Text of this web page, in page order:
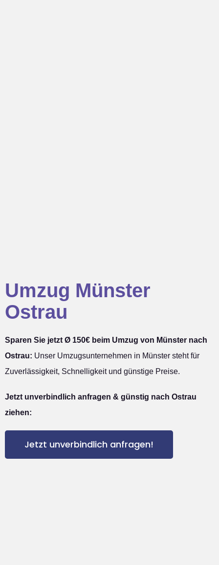
Umzug Münster
Ostrau
Sparen Sie jetzt Ø 150€ beim Umzug von Münster nach
Ostrau: Unser Umzugsunternehmen in Münster steht für
Zuverlässigkeit, Schnelligkeit und günstige Preise.
Jetzt unverbindlich anfragen & günstig nach Ostrau
ziehen:
Jetzt unverbindlich anfragen!